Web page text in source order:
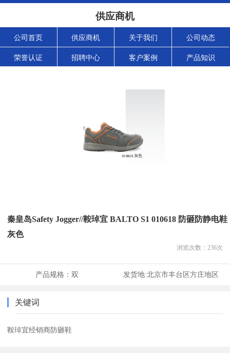
供应商机
公司首页 供应商机 关于我们 公司动态
荣誉认证 招聘中心 客户案例 产品知识
秦皇岛Safety Jogger//鞍琸宜 BALTO S1 010618 防砸防静电鞋
灰色
浏览次数： 236次
产品规格： 双 发货地:北京市丰台区方庄地区
关键词
鞍琸宜经销商防砸鞋